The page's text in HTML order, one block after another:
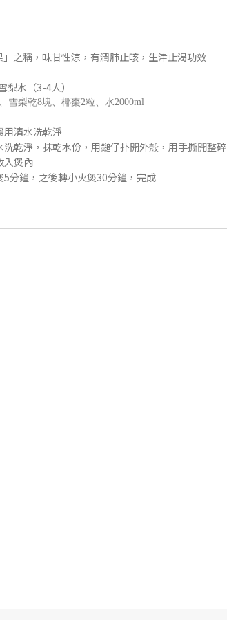
之稱，味甘性涼，有潤肺止咳，生津止渴功效
梨水（3-4人）
雪梨乾8塊、椰棗2粒、水2000ml
用清水洗乾淨
洗乾淨，抹乾水份，用鎚仔扑開外殻，用手撕開整碎
入煲內
5分鐘，之後轉小火煲30分鐘，完成